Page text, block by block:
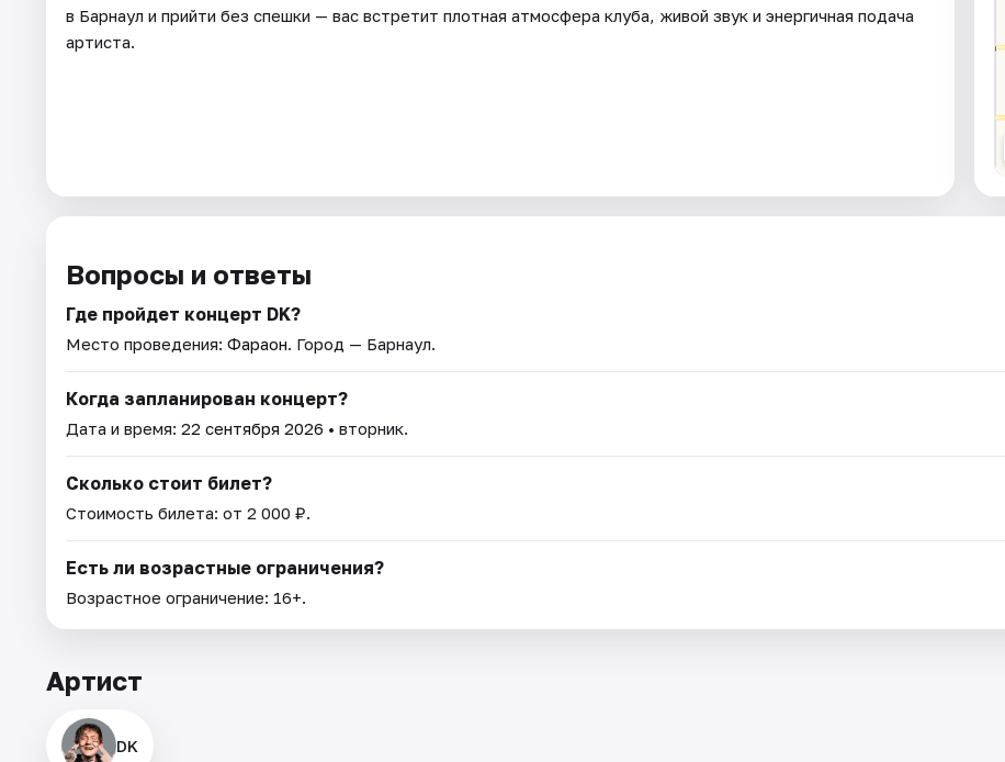
в Барнаул и прийти без спешки — вас встретит плотная атмосфера клуба, живой звук и энергичная подача
артиста.
Вопросы и ответы
Где пройдет концерт DK?
Место проведения: Фараон. Город — Барнаул.
Когда запланирован концерт?
Дата и время: 22 сентября 2026 • вторник.
Сколько стоит билет?
Стоимость билета: от 2 000 ₽.
Есть ли возрастные ограничения?
Возрастное ограничение: 16+.
Артист
DK